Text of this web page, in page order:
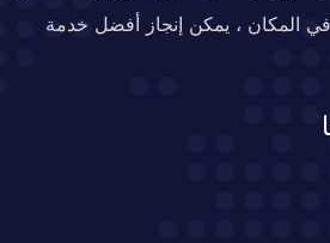
المكان ، يمكن إنجاز أفضل خدمة